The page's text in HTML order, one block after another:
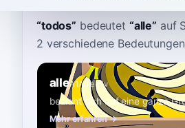
“todos” bedeutet “alle” auf
2 verschiedene
alleA1Adjektiv
bezieht sich auf eine ganze
Mehr erfahren →